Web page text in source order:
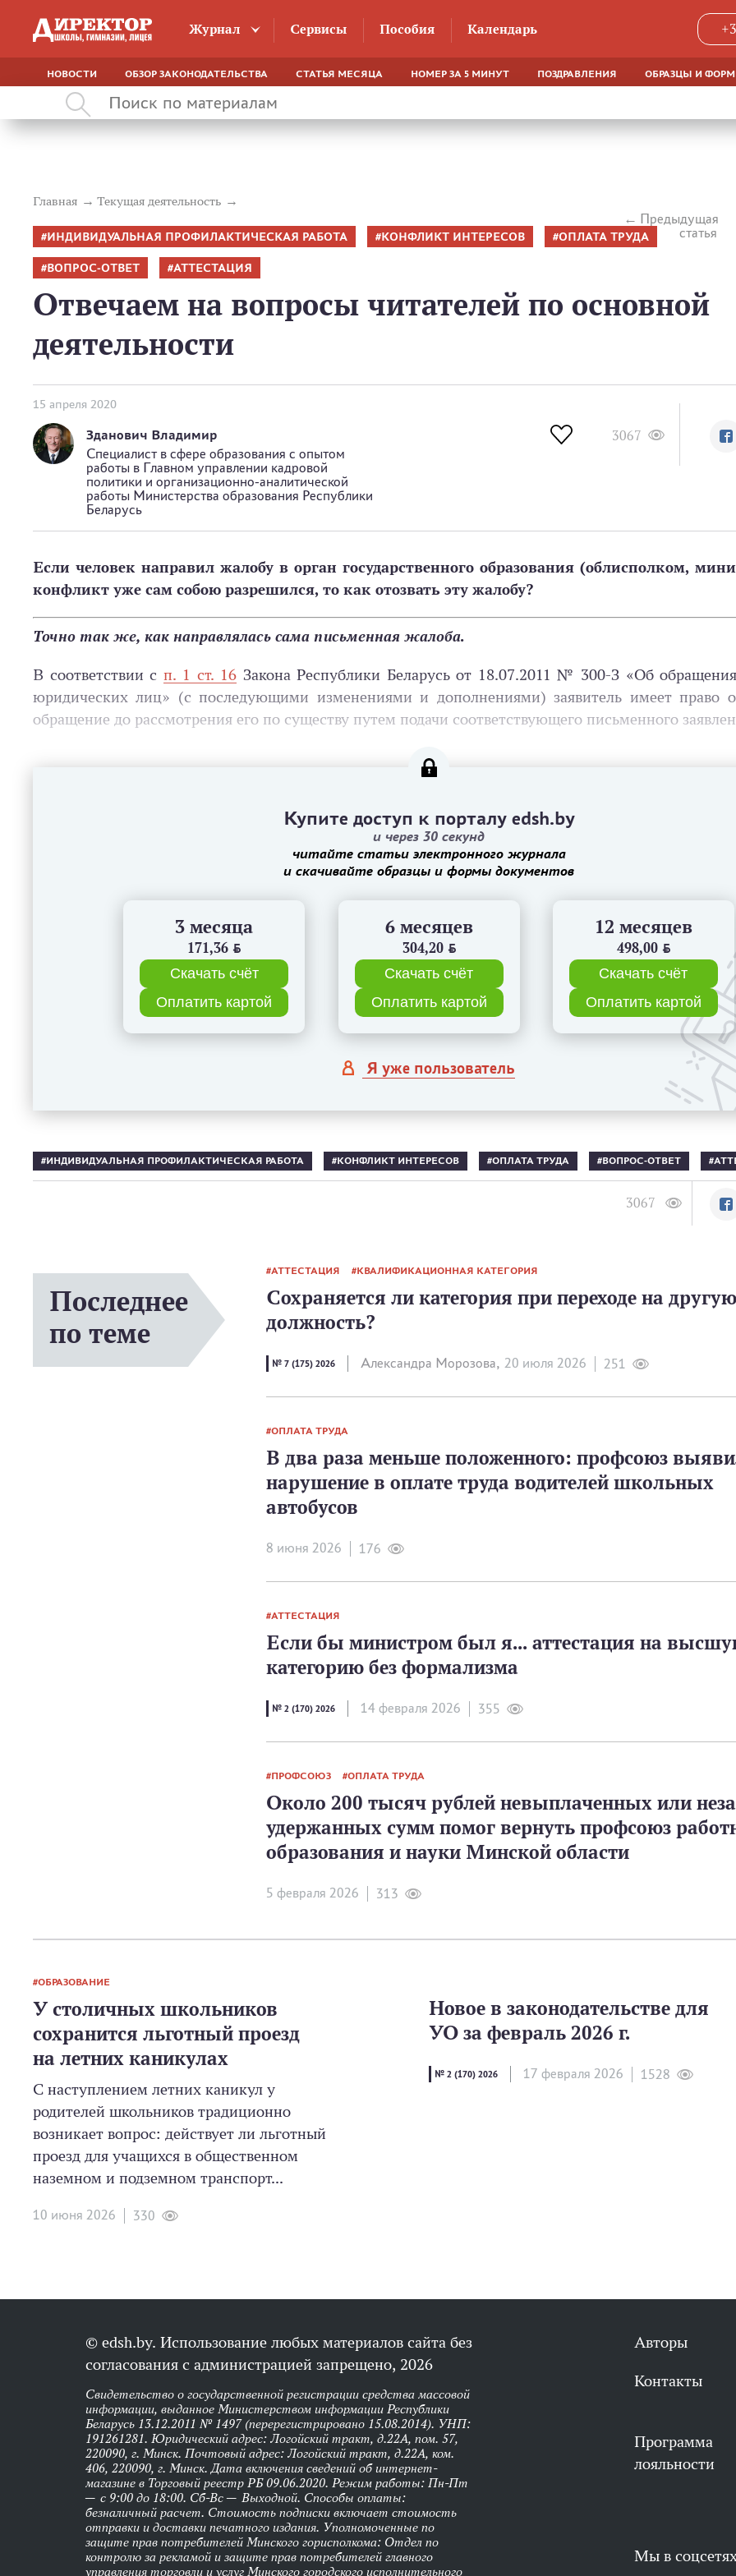
Журнал Сервисы Пособия Календарь
НОВОСТИ ОБЗОР ЗАКОНОДАТЕЛЬСТВА СТАТЬЯ МЕСЯЦА НОМЕР ЗА 5 МИНУТ ПОЗДРАВЛЕНИЯ ОБРАЗЦЫ И
Главная Текущая деятельность
Предыдущая
статья
ИНДИВИДУАЛЬНАЯ ПРОФИЛАКТИЧЕСКАЯ РАБОТА КОНФЛИКТ ИНТЕРЕСОВ ОПЛАТА ТРУДА
ВОПРОС-ОТВЕТ АТТЕСТАЦИЯ
Отвечаем на вопросы читателей по основной
деятельности
15 апреля 2020
Зданович Владимир
Специалист в сфере образования с опытом
работы в Главном управлении кадровой
политики и организационно-аналитической
работы Министерства образования Республики
Беларусь
3067
Если человек направил жалобу в орган государственного образования (обл­исполком,
конфликт уже сам собою разрешился, то как отозвать эту жалобу?
Точно так же, как направлялась сама письменная жалоба.
В соответствии с п. 1 ст. 16 Закона Республики Беларусь от 18.07.2011 № 300-З «Об
юридических лиц» (с последующими изменениями и дополнениями) заявитель имеет право
обращение до рассмотрения его по существу путем подачи соответствующего письменного
Купите доступ к порталу edsh.by
и через 30 секунд
читайте статьи электронного журнала
и скачивайте образцы и формы документов
3 месяца
171,36 BYN
Скачать счёт
Оплатить картой
6 месяцев
304,20 BYN
Скачать счёт
Оплатить картой
12 месяцев
498,00 BYN
Скачать счёт
Оплатить картой
Я уже пользователь
ИНДИВИДУАЛЬНАЯ ПРОФИЛАКТИЧЕСКАЯ РАБОТА КОНФЛИКТ ИНТЕРЕСОВ ОПЛАТА ТРУДА ВОПРОС-ОТВЕТ
3067
Последнее
по теме
АТТЕСТАЦИЯ КВАЛИФИКАЦИОННАЯ КАТЕГОРИЯ
Сохраняется ли категория при переходе на другую
должность?
№ 7 (175) 2026 Александра Морозова, 20 июля 2026 251
ОПЛАТА ТРУДА
В два раза меньше положенного: профсоюз
нарушение в оплате труда водителей школьных
автобусов
8 июня 2026 176
АТТЕСТАЦИЯ
Если бы министром был я... аттестация на
категорию без формализма
№ 2 (170) 2026 14 февраля 2026 355
ПРОФСОЮЗ ОПЛАТА ТРУДА
Около 200 тысяч рублей невыплаченных или
удержанных сумм помог вернуть профсоюз
образования и науки Минской области
5 февраля 2026 313
ОБРАЗОВАНИЕ
У столичных школьников
сохранится льготный проезд
на летних каникулах
С наступлением летних каникул у
родителей школьников традиционно
возникает вопрос: действует ли льготный
проезд для учащихся в общественном
наземном и подземном транспорт...
10 июня 2026 330
Новое в законодательстве для
УО за февраль 2026 г.
№ 2 (170) 2026 17 февраля 2026 1528
© edsh.by. Использование любых материалов сайта без
согласования с администрацией запрещено, 2026
Свидетельство о государственной регистрации средства массовой
информации, выданное Министерством информации Республики
Беларусь 13.12.2011 № 1497 (перерегистрировано 15.08.2014). УНП:
191261281. Юридический адрес: Логойский тракт, д.22А, пом. 57,
220090, г. Минск. Почтовый адрес: Логойский тракт, д.22А, ком.
406, 220090, г. Минск. Дата включения сведений об интернет-
магазине в Торговый реестр РБ 09.06.2020. Режим работы: Пн-Пт
— с 9:00 до 18:00. Сб-Вс — Выходной. Способы оплаты:
безналичный расчет. Стоимость подписки включает стоимость
отправки и доставки печатного издания. Уполномоченные по
защите прав потребителей Минского горисполкома: Отдел по
контролю за рекламой и защите прав потребителей главного
управления торговли и услуг Минского городского исполнительного
Авторы
Контакты
Программа
лояльности
Мы в